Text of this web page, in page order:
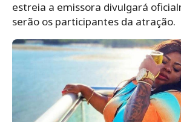
estreia a emissora divulgará
serão os participantes da atração.